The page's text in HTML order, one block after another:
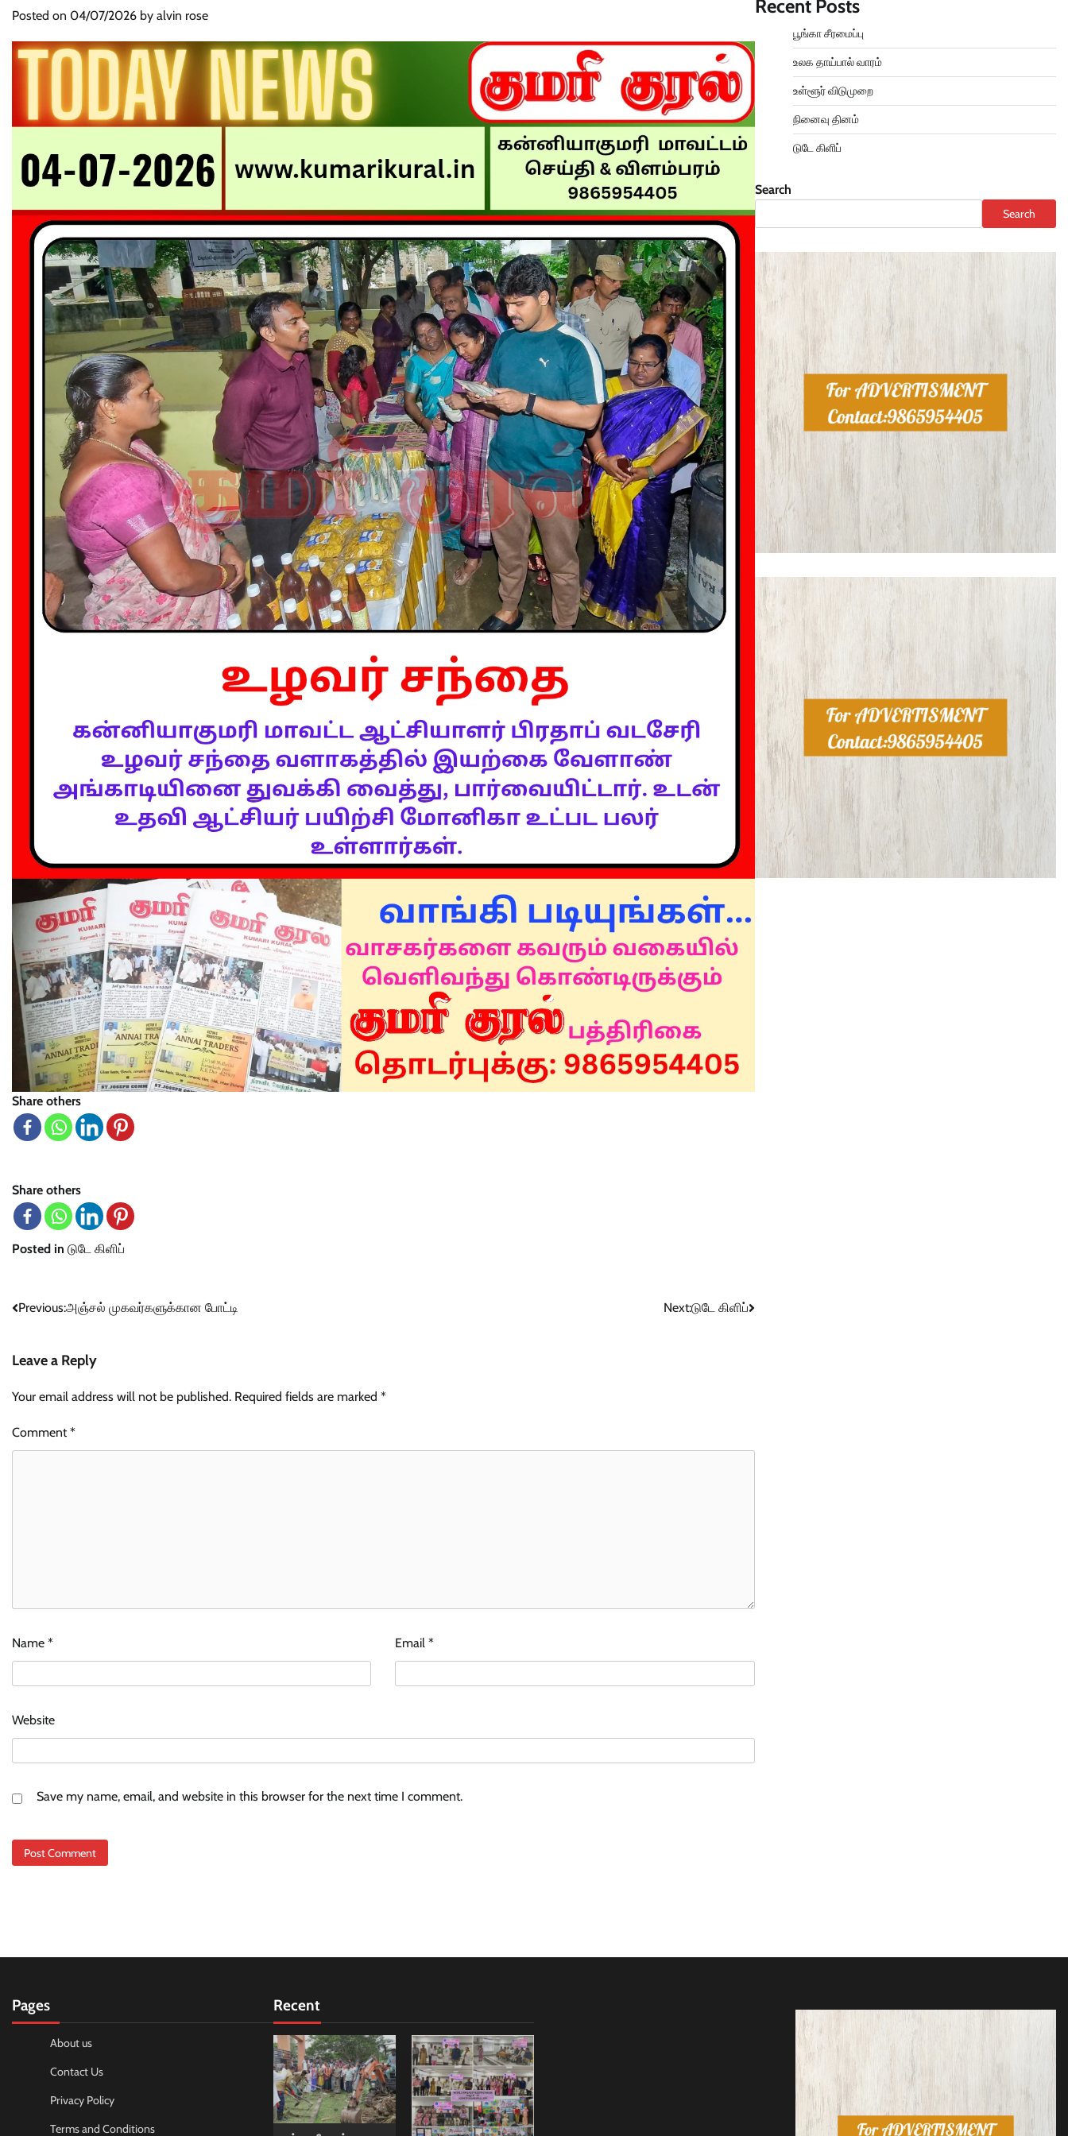
Posted on 04/07/2026 by alvin rose
Share others
Share others
Posted in டுடே கிளிப்
Post
Previous:அஞ்சல் முகவர்களுக்கான போட்டி Next:டுடே கிளிப்
Leave a Reply
Your email address will not be published. Required fields are marked *
Comment*
Name * Email*
Website
Save my name, email, and website in this browser for the next time I comment.
Recent Posts
பூங்கா சீரமைப்பு
உலக தாய்பால் வாரம்
உள்ளூர் விடுமுறை
நினைவு தினம்
டுடே கிளிப்
Search
Search
Pages
About us
Contact Us
Privacy Policy
Terms and Conditions
Recent